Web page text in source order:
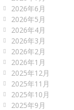
2026年6月
2026年5月
2026年4月
2026年3月
2026年2月
2026年1月
2025年12月
2025年11月
2025年10月
2025年9月